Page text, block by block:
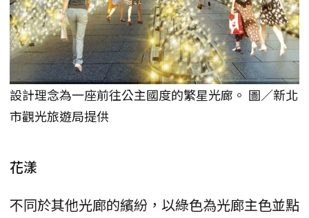
設計理念為一座前往公主國度的繁星光廊。 圖／新北
市觀光旅遊局提供
花漾
不同於其他光廊的繽紛，以綠色為光廊主色並點